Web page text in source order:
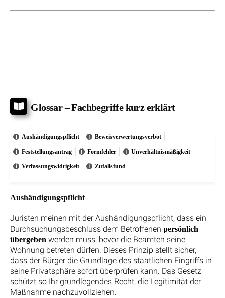
Glossar – Fachbegriffe kurz erklärt
Aushändigungspflicht Beweisverwertungsverbot
Feststellungsantrag Formfehler Unverhältnismäßigkeit
Verfassungswidrigkeit Zufallsfund
Aushändigungspflicht
Juristen meinen mit der Aushändigungspflicht, dass ein
Durchsuchungsbeschluss dem Betroffenen persönlich
übergeben werden muss, bevor die Beamten seine
Wohnung betreten dürfen. Dieses Prinzip stellt sicher,
dass der Bürger die Grundlage des staatlichen Eingriffs in
seine Privatsphäre sofort überprüfen kann. Das Gesetz
schützt so Ihr grundlegendes Recht, die Legitimität der
Maßnahme nachzuvollziehen.